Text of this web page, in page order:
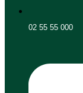
02 55 55 000